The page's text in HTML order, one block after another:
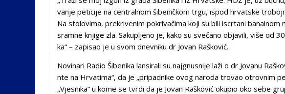
va­nje pe­ti­ci­je na cen­tral­nom ši­be­nič­kom tr­gu, is­pod hr­vat­ske
Na sto­lo­vi­ma, pre­kri­ve­nim po­kri­va­či­ma ko­ji su bi­li is­cr­ta­ni
sram­ne knji­ge zla. Sa­ku­plje­no je, ka­ko su sve­ča­no ob­ja­vi­li, vi­še od
ka“ – zapisao je u svom dnevniku dr Jovan Rašković.
No­vi­na­ri Ra­dio Ši­be­ni­ka lan­si­ra­li su najg­nu­sni­je la­ži o dr Jo­va­nu
nte na Hr­va­ti­ma“, da je „pri­pad­ni­ke ovog na­ro­da tro­vao otrov­nim
„Vje­sni­ka“ u ko­me se tvr­di da je Jo­van Ra­ško­vić oku­pio oko se­be